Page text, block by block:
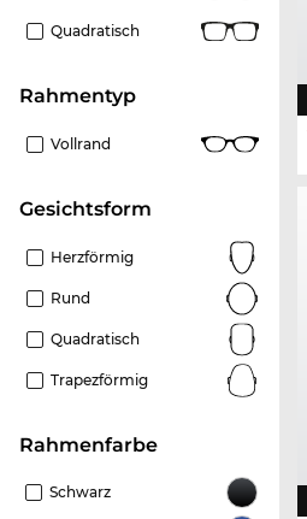
Quadratisch
Rahmentyp
Vollrand
Gesichtsform
Herzförmig
Rund
Quadratisch
Trapezförmig
Rahmenfarbe
Schwarz